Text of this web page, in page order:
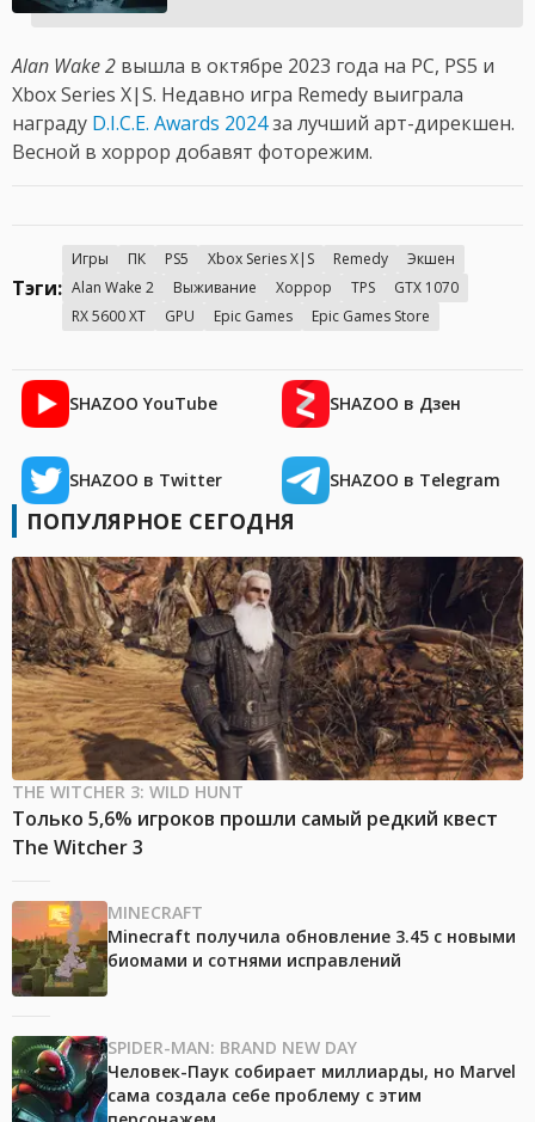
Alan Wake 2 вышла в октябре 2023 года на PC, PS5 и
Xbox Series X|S. Недавно игра Remedy выиграла
награду D.I.C.E. Awards 2024за лучший арт-дирекшен.
Весной в хоррор добавят фоторежим.
Тэги:
Игры ПК PS5 Xbox Series X|S Remedy
Экшен
Alan Wake 2
Выживание Хоррор TPS
GTX 1070
RX 5600 XT
GPU Epic Games Epic Games Store
SHAZOO YouTube SHAZOO в Дзен
SHAZOO в Twitter SHAZOO в Telegram
ПОПУЛЯРНОЕ СЕГОДНЯ
THE WITCHER 3: WILD HUNT
Только 5,6% игроков прошли самый редкий квест
The Witcher 3
MINECRAFT
Minecraft получила обновление 3.45 с новыми
биомами и сотнями исправлений
SPIDER-MAN: BRAND NEW DAY
Человек-Паук собирает миллиарды, но Marvel
сама создала себе проблему с этим